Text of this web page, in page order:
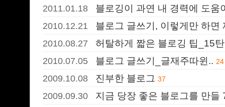
2011.01.18 블로깅이 과연 내 경력에 도움
2010.12.21 블로그 글쓰기, 이렇게만 하면
2010.08.27 허탈하게 짧은 블로깅 팁_15탄
2010.07.05 블로그 글쓰기_글재주따윈.. 24
2009.10.08 진부한 블로그 37
2009.09.30 지금 당장 좋은 블로그를 만들